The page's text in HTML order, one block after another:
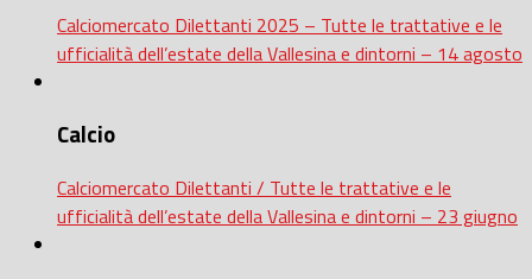
Calciomercato Dilettanti 2025 – Tutte le trattative e le
ufficialità dell’estate della Vallesina e dintorni – 14 agosto
Calcio
Calciomercato Dilettanti / Tutte le trattative e le
ufficialità dell’estate della Vallesina e dintorni – 23 giugno